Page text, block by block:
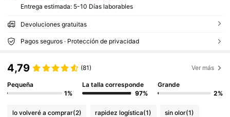
Entrega estimada: 5-10 Días laborables
Devoluciones gratuitas
Pagos seguros · Protección de privacidad
4,79 (81) Ver más
Pequeña
1%
La talla corresponde
97%
Grande
2%
lo volveré a comprar(2) rapidez logística(1) sin olor(1)